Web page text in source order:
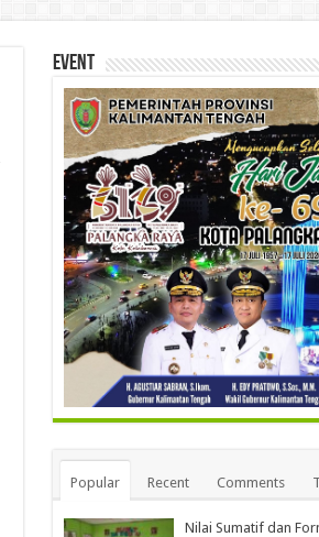
Event
Popular Recent Comments
Nilai Sumatif dan